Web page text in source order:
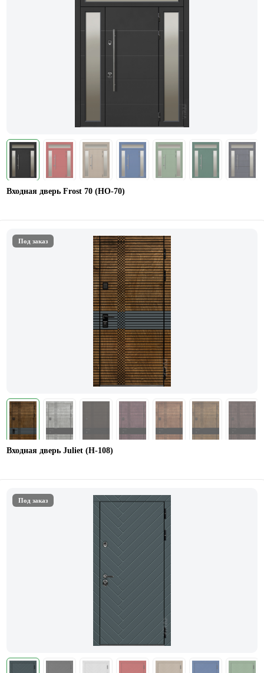
Входная дверь Frost 70 (НO-70)
Под заказ
Входная дверь Juliet (Н-108)
Под заказ